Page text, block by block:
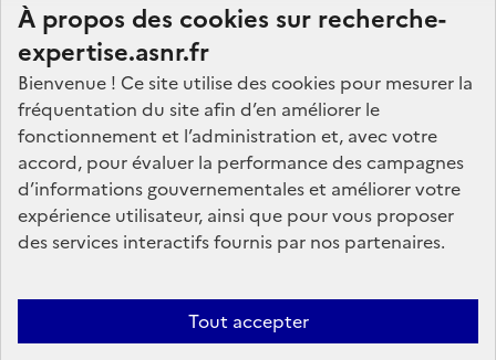
À propos des cookies sur recherche-
expertise.asnr.fr
Bienvenue ! Ce site utilise des cookies pour mesurer la
fréquentation du site afin d’en améliorer le
fonctionnement et l’administration et, avec votre
accord, pour évaluer la performance des campagnes
d’informations gouvernementales et améliorer votre
expérience utilisateur, ainsi que pour vous proposer
des services interactifs fournis par nos partenaires.
Tout accepter
Nos marchés
Nos offres d'emploi
FAQ
Glossaire
Plan du site